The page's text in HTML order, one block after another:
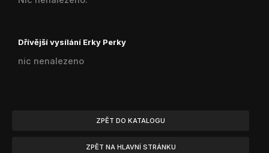
Dřívější vysílání Erky Perky
nic nenalezeno
ZPĚT DO KATALOGU
ZPĚT NA HLAVNÍ STRÁNKU